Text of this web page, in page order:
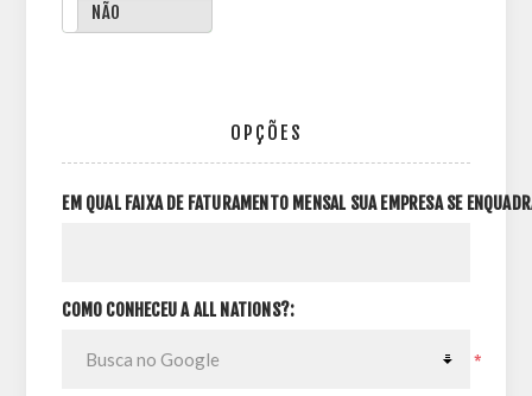
NÃO
OPÇÕES
EM QUAL FAIXA DE FATURAMENTO MENSAL SUA EMPRESA SE
COMO CONHECEU A ALL NATIONS?:
*